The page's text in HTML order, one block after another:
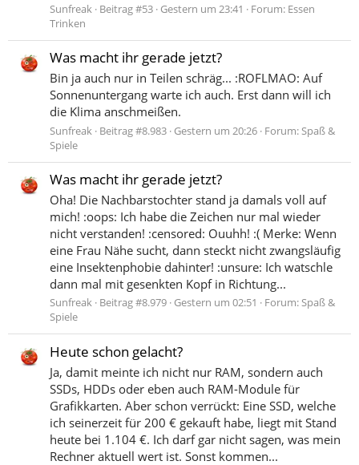
Sunfreak Beitrag #53 Gestern um 23:41 Forum: Essen
Trinken
Was macht ihr gerade jetzt?
Bin ja auch nur in Teilen schräg... :ROFLMAO: Auf
Sonnenuntergang warte ich auch. Erst dann will ich
die Klima anschmeißen.
Sunfreak Beitrag #8.983 Gestern um 20:26 Forum:Spaß &
Spiele
Was macht ihr gerade jetzt?
Oha! Die Nachbarstochter stand ja damals voll auf
mich! :oops: Ich habe die Zeichen nur mal wieder
nicht verstanden! :censored: Ouuhh! :( Merke: Wenn
eine Frau Nähe sucht, dann steckt nicht zwangsläufig
eine Insektenphobie dahinter! :unsure: Ich watschle
dann mal mit gesenkten Kopf in Richtung...
Sunfreak Beitrag #8.979 Gestern um 02:51 Forum:Spaß &
Spiele
Heute schon gelacht?
Ja, damit meinte ich nicht nur RAM, sondern auch
SSDs, HDDs oder eben auch RAM-Module für
Grafikkarten. Aber schon verrückt: Eine SSD, welche
ich seinerzeit für 200 € gekauft habe, liegt mit Stand
heute bei 1.104 €. Ich darf gar nicht sagen, was mein
Rechner aktuell wert ist. Sonst kommen...